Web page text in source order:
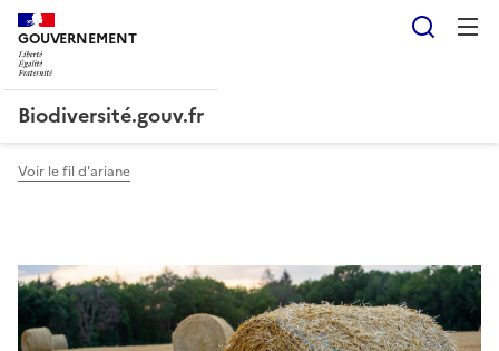
GOUVERNEMENT
Liberté, Égalité, Fraternité
Biodiversité.gouv.fr
Voir le fil d'ariane